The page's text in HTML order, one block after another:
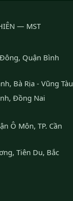
— MST
Quận Bình
Bà Rịa - Vũng Tàu
Đồng Nai
Ô Môn, TP. Cần
Tiên Du, Bắc